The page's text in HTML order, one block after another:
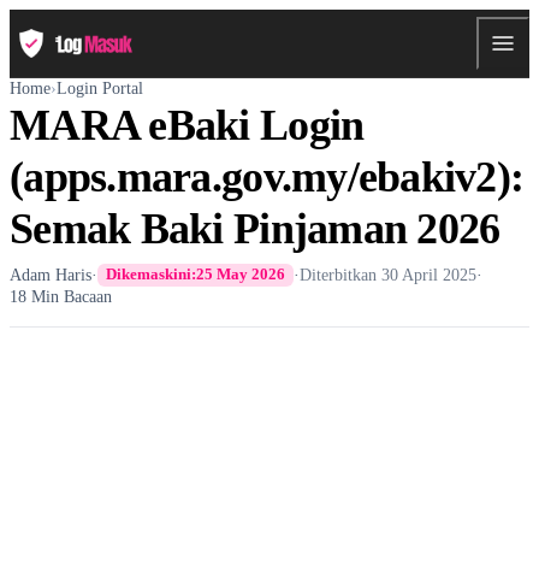
Home›Login Portal
MARA eBaki Login
(apps.mara.gov.my/ebakiv2):
Semak Baki Pinjaman 2026
Adam Haris· Dikemaskini:25 May 2026 ·Diterbitkan30 April 2025·
18 Min Bacaan